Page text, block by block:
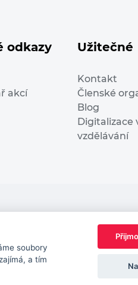
odkazy
akcí
Užitečné
Kontakt
Členské
Blog
Digitalizace
vzdělávání
Innovation and
the author’s view. It
responsible for any
soubory
a tím